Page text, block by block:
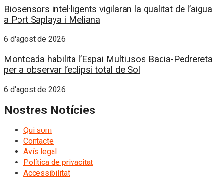
Biosensors intel·ligents vigilaran la qualitat de l’aigua
a Port Saplaya i Meliana
6 d'agost de 2026
Montcada habilita l’Espai Multiusos Badia-Pedrereta
per a observar l’eclipsi total de Sol
6 d'agost de 2026
Nostres Notícies
Qui som
Contacte
Avís legal
Política de privacitat
Accessibilitat